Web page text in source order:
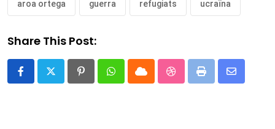
aroa ortega guerra refugiats ucraïna
Share This Post:
PinterestWhatsappCloud StumbleUpon
Print
Share